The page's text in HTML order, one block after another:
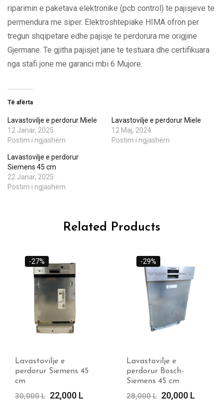
riparimin e paketava elektronike (pcb control) te pajisjeve te
permendura me siper. Elektroshtepiake HIMA ofron per
tregun shqipetare edhe pajisje te perdorura me origjine
Gjermane. Te gjitha pajisjet jane te testuara dhe certifikuara
nga stafi jone me garanci mbi 6 Mujore.
Të afërta
Lavastovilje e perdorur Miele
12 Janar, 2025
Postim i ngjashëm
Lavastovilje e perdorur Miele
12 Maj, 2024
Postim i ngjashëm
Lavastovilje e perdorur
Siemens 45 cm
22 Janar, 2025
Postim i ngjashëm
Related Products
-29%
Lavastovilje e
perdorur Bosch-
Siemens 45 cm
28,000L Çmimi
20,000 L
-14%
Lavastovilje e
perdorur Miele
35,000L
Çmimi
origjinal
30,000